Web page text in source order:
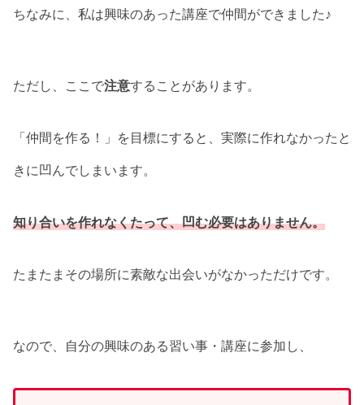
ちなみに、私は興味のあった講座で仲間ができました♪
ただし、ここで注意することがあります。
「仲間を作る！」を目標にすると、実際に作れなかったと
きに凹んでしまいます。
知り合いを作れなくたって、凹む必要はありません。
たまたまその場所に素敵な出会いがなかっただけです。
なので、自分の興味のある習い事・講座に参加し、